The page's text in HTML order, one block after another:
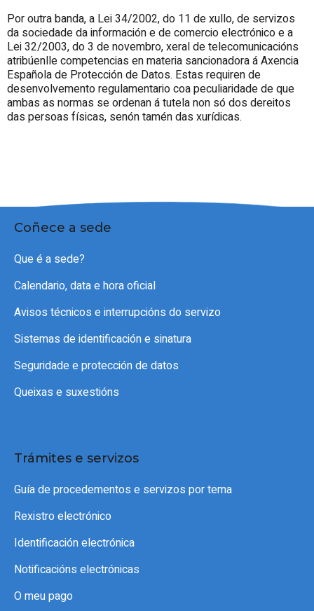
Por outra banda, a Lei 34/2002, do 11 de xullo, de servizos
da sociedade da información e de comercio electrónico e a
Lei 32/2003, do 3 de novembro, xeral de telecomunicacións
atribúenlle competencias en materia sancionadora á Axencia
Española de Protección de Datos. Estas requiren de
desenvolvemento regulamentario coa peculiaridade de que
ambas as normas se ordenan á tutela non só dos dereitos
das persoas físicas, senón tamén das xurídicas.
Coñece a sede
Que é a sede?
Calendario, data e hora oficial
Avisos técnicos e interrupcións do servizo
Sistemas de identificación e sinatura
Seguridade e protección de datos
Queixas e suxestións
Trámites e servizos
Guía de procedementos e servizos por tema
Rexistro electrónico
Identificación electrónica
Notificacións electrónicas
O meu pago